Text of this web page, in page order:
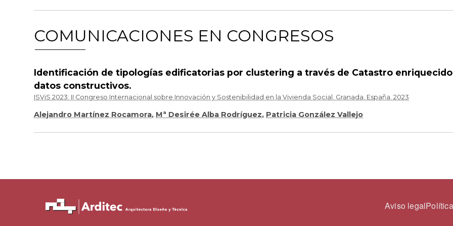
COMUNICACIONES EN CONGRESOS
Identificación de tipologías edificatorias por clustering a través de Catastro
datos constructivos.
ISViS 2023: II Congreso Internacional sobre Innovación y Sostenibilidad en la Vivienda Social. Granada, España. 2023
Alejandro Martínez Rocamora, Mª Desirée Alba Rodríguez, Patricia González Vallejo
PIE DE
Aviso legal